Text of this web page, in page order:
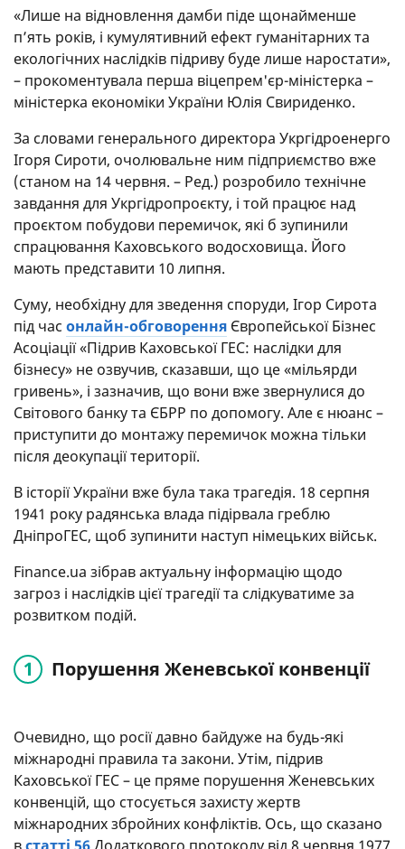
«Лише на відновлення дамби піде щонайменше
п’ять років, і кумулятивний ефект гуманітарних та
екологічних наслідків підриву буде лише наростати»,
– прокоментувала перша віцепрем'єр-міністерка –
міністерка економіки України Юлія Свириденко.
За словами генерального директора Укргідроенерго
Ігоря Сироти, очолювальне ним підприємство вже
(станом на 14 червня. – Ред.) розробило технічне
завдання для Укргідропроєкту, і той працює над
проєктом побудови перемичок, які б зупинили
спрацювання Каховського водосховища. Його
мають представити 10 липня.
Суму, необхідну для зведення споруди, Ігор Сирота
під час онлайн-обговорення Європейської Бізнес
Асоціації «Підрив Каховської ГЕС: наслідки для
бізнесу» не озвучив, сказавши, що це «мільярди
гривень», і зазначив, що вони вже звернулися до
Світового банку та ЄБРР по допомогу. Але є нюанс –
приступити до монтажу перемичок можна тільки
після деокупації території.
В історії України вже була така трагедія. 18 серпня
1941 року радянська влада підірвала греблю
ДніпроГЕС, щоб зупинити наступ німецьких військ.
Finance.ua зібрав актуальну інформацію щодо
загроз і наслідків цієї трагедії та слідкуватиме за
розвитком подій.
Порушення Женевської конвенції
Очевидно, що росії давно байдуже на будь-які
міжнародні правила та закони. Утім, підрив
Каховської ГЕС – це пряме порушення Женевських
конвенцій, що стосується захисту жертв
міжнародних збройних конфліктів. Ось, що сказано
встатті 56 Додаткового протоколу від 8 червня 1977